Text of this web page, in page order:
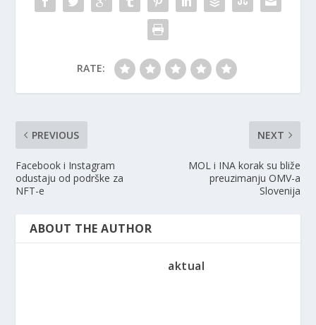
RATE:
PREVIOUS
Facebook i Instagram
odustaju od podrške za
NFT-e
NEXT
MOL i INA korak su bliže
preuzimanju OMV-a
Slovenija
ABOUT THE AUTHOR
aktual